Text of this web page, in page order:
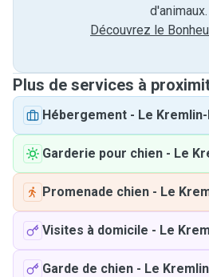
d'animaux.
Découvrez le
Plus de services à
Hébergement - Le
Garderie pour chien - Le
Promenade chien - Le
Visites à domicile - Le
Garde de chien - Le